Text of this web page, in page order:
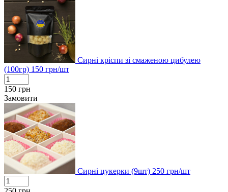
Сирні кріспи зі смаженою цибулею
(100гр) 150 грн/шт
150 грн
Замовити
Сирні цукерки (9шт) 250 грн/шт